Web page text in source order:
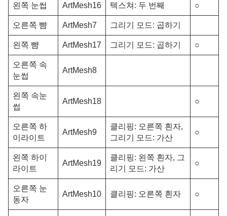
왼쪽 눈썹 ArtMesh16 텍스쳐: 두 번째 ○
오른쪽 뺨 ArtMesh7 그리기 모드: 곱하기
왼쪽 뺨 ArtMesh17 그리기 모드: 곱하기 ○
오른쪽 속
눈썹
ArtMesh8
왼쪽 속눈
썹
ArtMesh18 ○
오른쪽 하
이라이트
ArtMesh9
클리핑: 오른쪽 흰자,
그리기 모드: 가산
○
왼쪽 하이
라이트
ArtMesh19
클리핑: 왼쪽 흰자, 그
리기 모드: 가산
○
오른쪽 눈
동자
ArtMesh10 클리핑: 오른쪽 흰자 ○